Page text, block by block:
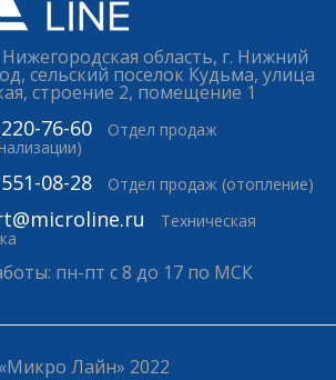
область, г. Нижний
сельский поселок Кудьма, улица
строение 2, помещение 1
76-60
Отдел продаж
08-28 Отдел продаж (отопление)
Техническая
пн-пт с 8 до 17 по МСК
Лайн» 2022